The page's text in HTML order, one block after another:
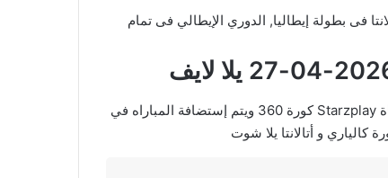
و نادي أتالانتا فى بطولة إيطاليا, الدوري الإيطالي فى تمام
في العارضة تنقل أحداث المباراة في الوطن العربي فضائيا على قناة Starzplay كورة 360 ويتم إستضافة المباراه في
كالياري و أتالانتا يلا شوت